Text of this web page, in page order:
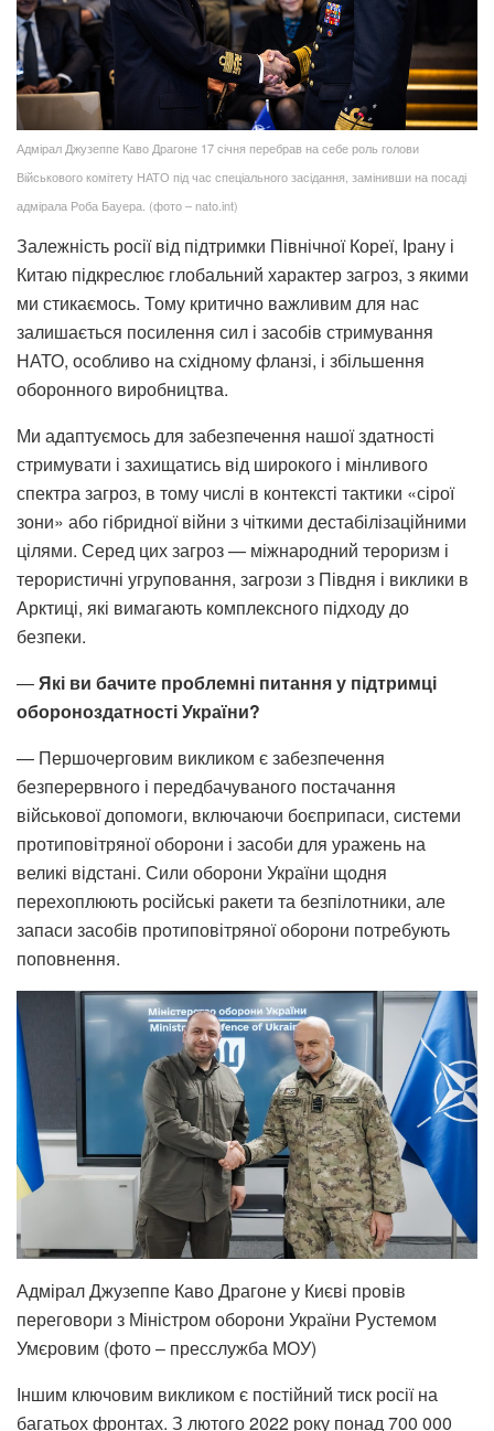
Адмірал Джузеппе Каво Драгоне 17 січня перебрав на себе роль голови
Військового комітету НАТО під час спеціального засідання, замінивши на посаді
адмірала Роба Бауера. (фото – nato.int)
Залежність росії від підтримки Північної Кореї, Ірану і
Китаю підкреслює глобальний характер загроз, з якими
ми стикаємось. Тому критично важливим для нас
залишається посилення сил і засобів стримування
НАТО, особливо на східному фланзі, і збільшення
оборонного виробництва.
Ми адаптуємось для забезпечення нашої здатності
стримувати і захищатись від широкого і мінливого
спектра загроз, в тому числі в контексті тактики «сірої
зони» або гібридної війни з чіткими дестабілізаційними
цілями. Серед цих загроз — міжнародний тероризм і
терористичні угруповання, загрози з Півдня і виклики в
Арктиці, які вимагають комплексного підходу до
безпеки.
—Які ви бачите проблемні питання у підтримці
обороноздатності України?
— Першочерговим викликом є забезпечення
безперервного і передбачуваного постачання
військової допомоги, включаючи боєприпаси, системи
протиповітряної оборони і засоби для уражень на
великі відстані. Сили оборони України щодня
перехоплюють російські ракети та безпілотники, але
запаси засобів протиповітряної оборони потребують
поповнення.
Адмірал Джузеппе Каво Драгоне у Києві провів
переговори з Міністром оборони України Рустемом
Умєровим (фото – пресслужба МОУ)
Іншим ключовим викликом є постійний тиск росії на
багатьох фронтах. З лютого 2022 року понад 700 000